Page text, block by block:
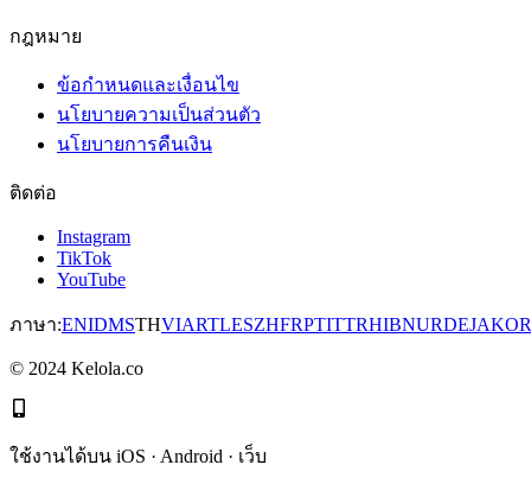
กฎหมาย
ข้อกำหนดและเงื่อนไข
นโยบายความเป็นส่วนตัว
นโยบายการคืนเงิน
ติดต่อ
Instagram
TikTok
YouTube
ภาษา:ENIDMSTHVIARTLESZHFRPTITTRHIBNURDEJAKO
© 2024 Kelola.co
ใช้งานได้บน iOS · Android · เว็บ